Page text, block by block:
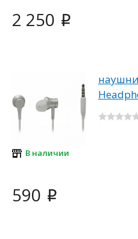
2 250 i
В наличии
590 i